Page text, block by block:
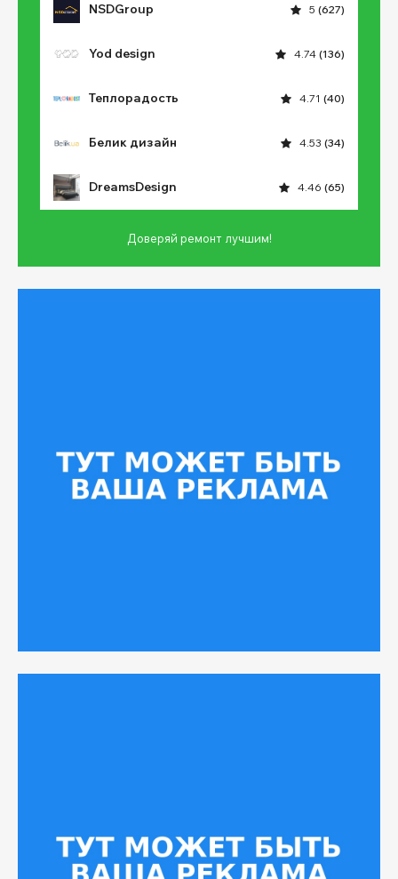
NSDGroup 5 (627)
Yod design 4.74 (136)
Теплорадость 4.71 (40)
Белик дизайн 4.53 (34)
DreamsDesign 4.46 (65)
Доверяй ремонт лучшим!